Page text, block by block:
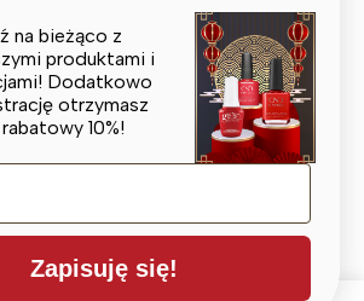
na bieżąco z
produktami i
Dodatkowo
otrzymasz
10%!
Zapisuję się!